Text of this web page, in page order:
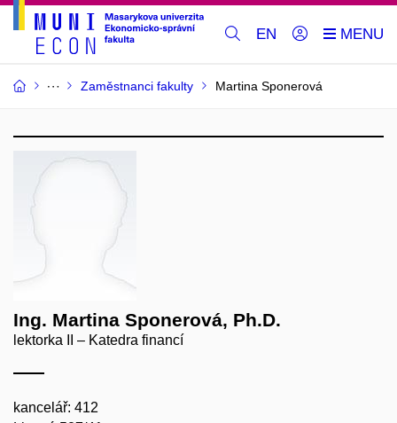
EN
Zaměstnanci fakulty Martina Sponerová
Ing. Martina Sponerová, Ph.D.
lektorka II – Katedra financí
kancelář: 412